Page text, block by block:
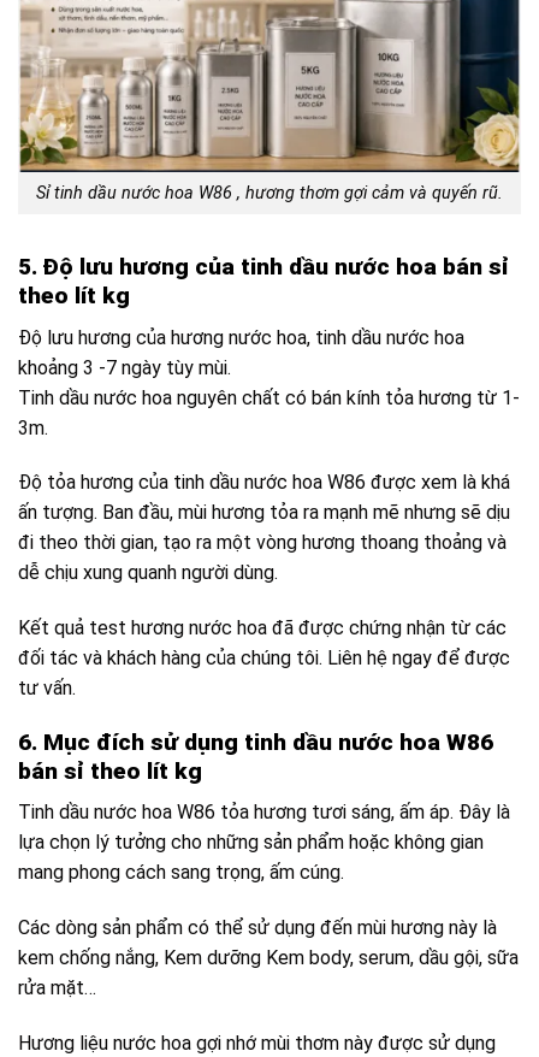
Sỉ tinh dầu nước hoa W86 , hương thơm gợi cảm và quyến rũ.
5. Độ lưu hương của tinh dầu nước hoa bán sỉ
theo lít kg
Độ lưu hương của hương nước hoa, tinh dầu nước hoa
khoảng 3 -7 ngày tùy mùi.
Tinh dầu nước hoa nguyên chất có bán kính tỏa hương từ 1-
3m.
Độ tỏa hương của tinh dầu nước hoa W86 được xem là khá
ấn tượng. Ban đầu, mùi hương tỏa ra mạnh mẽ nhưng sẽ dịu
đi theo thời gian, tạo ra một vòng hương thoang thoảng và
dễ chịu xung quanh người dùng.
Kết quả test hương nước hoa đã được chứng nhận từ các
đối tác và khách hàng của chúng tôi. Liên hệ ngay để được
tư vấn.
6. Mục đích sử dụng tinh dầu nước hoa W86
bán sỉ theo lít kg
Tinh dầu nước hoa W86 tỏa hương tươi sáng, ấm áp. Đây là
lựa chọn lý tưởng cho những sản phẩm hoặc không gian
mang phong cách sang trọng, ấm cúng.
Các dòng sản phẩm có thể sử dụng đến mùi hương này là
kem chống nắng, Kem dưỡng Kem body, serum, dầu gội, sữa
rửa mặt…
Hương liệu nước hoa gợi nhớ mùi thơm này được sử dụng